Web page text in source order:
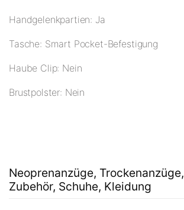
Handgelenkpartien: Ja
Tasche: Smart Pocket-Befestigung
Haube Clip: Nein
Brustpolster: Nein
Neoprenanzüge, Trockenanzüge,
Zubehör, Schuhe, Kleidung